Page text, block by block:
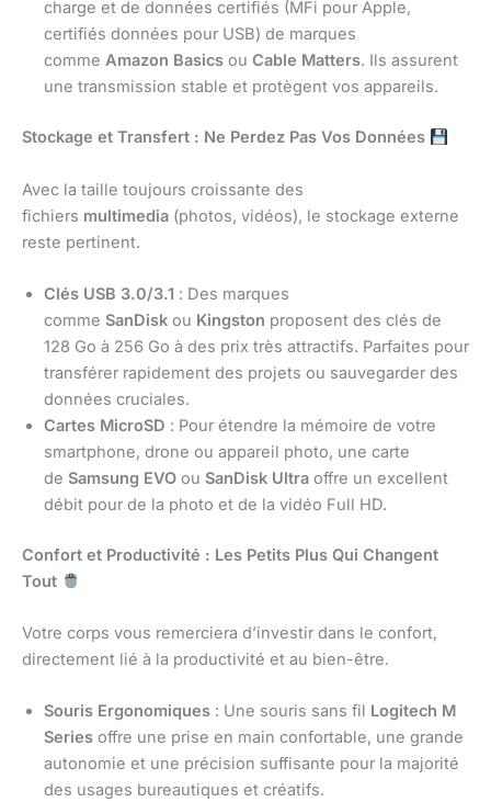
charge et de données certifiés (MFi pour Apple,
certifiés données pour USB) de marques
comme Amazon Basics ou Cable Matters. Ils assurent
une transmission stable et protègent vos appareils.
Stockage et Transfert : Ne Perdez Pas Vos Données
Avec la taille toujours croissante des
fichiers multimedia (photos, vidéos), le stockage externe
reste pertinent.
Clés USB 3.0/3.1 : Des marques
comme SanDisk ou Kingston proposent des clés de
128 Go à 256 Go à des prix très attractifs. Parfaites pour
transférer rapidement des projets ou sauvegarder des
données cruciales.
Cartes MicroSD : Pour étendre la mémoire de votre
smartphone, drone ou appareil photo, une carte
de Samsung EVO ou SanDisk Ultra offre un excellent
débit pour de la photo et de la vidéo Full HD.
Confort et Productivité : Les Petits Plus Qui Changent
Tout
Votre corps vous remerciera d’investir dans le confort,
directement lié à la productivité et au bien-être.
Souris Ergonomiques : Une souris sans fil Logitech M
Series offre une prise en main confortable, une grande
autonomie et une précision suffisante pour la majorité
des usages bureautiques et créatifs.